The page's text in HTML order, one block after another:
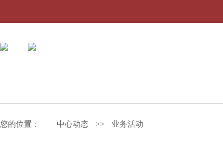
您的位置： 中心动态 >> 业务活动